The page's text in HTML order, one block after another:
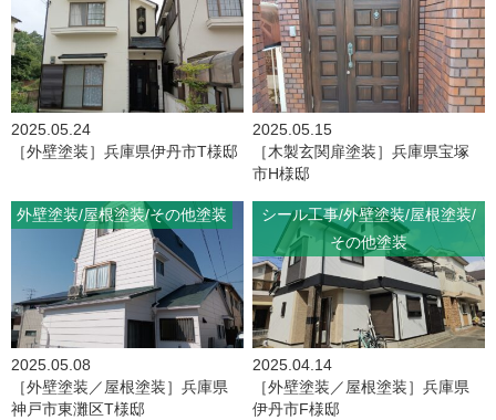
2025.05.24
［外壁塗装］兵庫県伊丹市T様邸
2025.05.15
［木製玄関扉塗装］兵庫県宝塚
市H様邸
外壁塗装 屋根塗装 その他塗装
2025.05.08
［外壁塗装／屋根塗装］兵庫県
神戸市東灘区T様邸
シール工事 外壁塗装 屋根塗装
その他塗装
2025.04.14
［外壁塗装／屋根塗装］兵庫県
伊丹市F様邸